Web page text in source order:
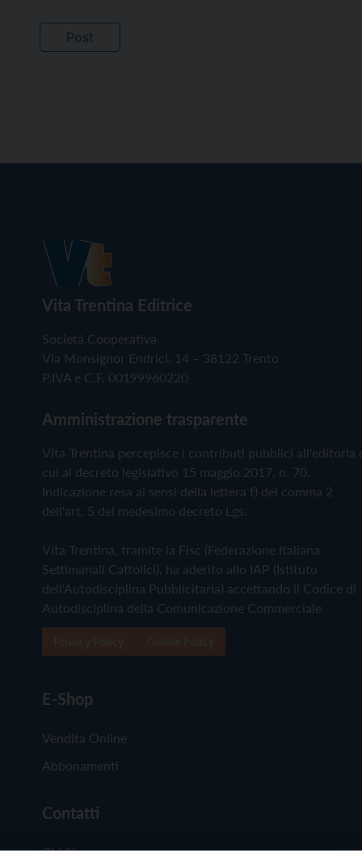
Vita Trentina Editrice
Società Cooperativa
Via Monsignor Endrici, 14 – 38122 Trento
P.IVA e C.F. 00199960220
Amministrazione trasparente
Vita Trentina percepisce i contributi pubblici all'editoria
cui al decreto legislativo 15 maggio 2017, n. 70.
Indicazione resa ai sensi della lettera f) del comma 2
dell'art. 5 del medesimo decreto Lgs.
Vita Trentina, tramite la Fisc (Federazione Italiana
Settimanali Cattolici), ha aderito allo IAP (Istituto
dell'Autodisciplina Pubblicitaria) accettando il Codice di
Autodisciplina della Comunicazione Commerciale
E-Shop
Vendita Online
Abbonamenti
Contatti
Chi Siamo